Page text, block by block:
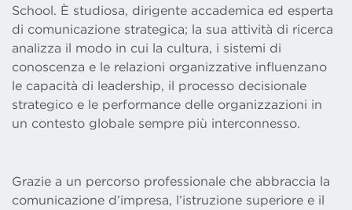
School. È studiosa, dirigente accademica ed esperta
di comunicazione strategica; la sua attività di ricerca
analizza il modo in cui la cultura, i sistemi di
conoscenza e le relazioni organizzative influenzano
le capacità di leadership, il processo decisionale
strategico e le performance delle organizzazioni in
un contesto globale sempre più interconnesso.
Grazie a un percorso professionale che abbraccia la
comunicazione d’impresa, l’istruzione superiore e il